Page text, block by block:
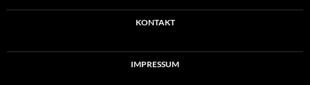
KONTAKT
IMPRESSUM